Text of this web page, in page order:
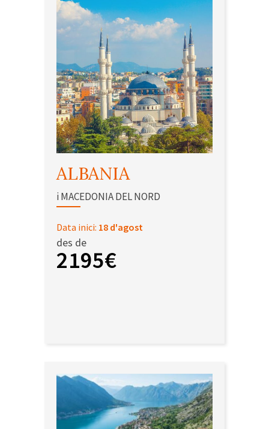
ALBANIA
i MACEDONIA DEL NORD
Data inici: 18 d'agost
des de
2195€